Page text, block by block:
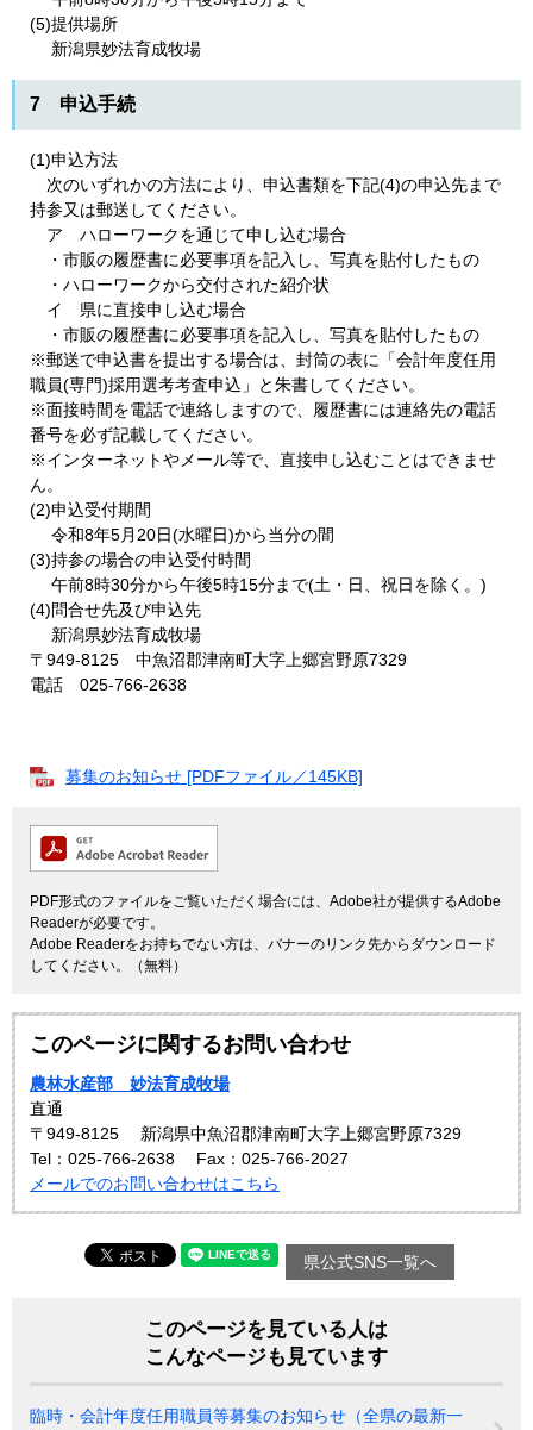
(5)提供場所
新潟県妙法育成牧場
7 申込手続
(1)申込方法
次のいずれかの方法により、申込書類を下記(4)の申込先まで
持参又は郵送してください。
ア ハローワークを通じて申し込む場合
・市販の履歴書に必要事項を記入し、写真を貼付したもの
・ハローワークから交付された紹介状
イ 県に直接申し込む場合
・市販の履歴書に必要事項を記入し、写真を貼付したもの
※郵送で申込書を提出する場合は、封筒の表に「会計年度任用
職員(専門)採用選考考査申込」と朱書してください。
※面接時間を電話で連絡しますので、履歴書には連絡先の電話
番号を必ず記載してください。
※インターネットやメール等で、直接申し込むことはできませ
ん。
(2)申込受付期間
令和8年5月20日(水曜日)から当分の間
(3)持参の場合の申込受付時間
午前8時30分から午後5時15分まで(土・日、祝日を除く。)
(4)問合せ先及び申込先
新潟県妙法育成牧場
〒949-8125 中魚沼郡津南町大字上郷宮野原7329
電話 025-766-2638
募集のお知らせ [PDFファイル／145KB]
PDF形式のファイルをご覧いただく場合には、Adobe社が提供するAdobe
Readerが必要です。
Adobe Readerをお持ちでない方は、バナーのリンク先からダウンロード
してください。（無料）
このページに関するお問い合わせ
農林水産部 妙法育成牧場
直通
〒949-8125
新潟県中魚沼郡津南町大字上郷宮野原7329
Tel：025-766-2638
Fax：025-766-2027
メールでのお問い合わせはこちら
県公式SNS一覧へ
このページを見ている人は
こんなページも見ています
臨時・会計年度任用職員等募集のお知らせ（全県の最新一